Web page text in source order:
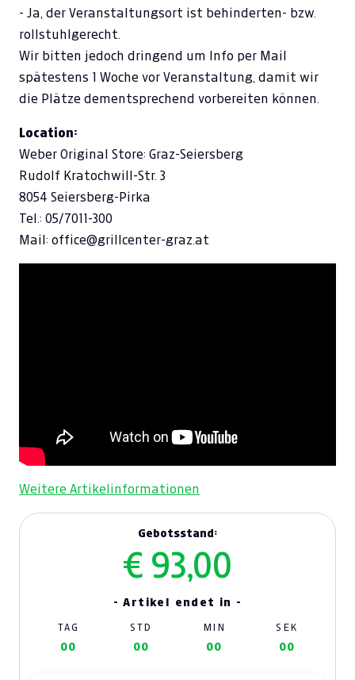
- Ja, der Veranstaltungsort ist behinderten- bzw.
rollstuhlgerecht.
Wir bitten jedoch dringend um Info per Mail
spätestens 1 Woche vor Veranstaltung, damit wir
die Plätze dementsprechend vorbereiten können.
Location:
Weber Original Store: Graz-Seiersberg
Rudolf Kratochwill-Str. 3
8054 Seiersberg-Pirka
Tel.: 05/7011-300
Mail: office@grillcenter-graz.at
Weitere Artikelinformationen
Gebotsstand:
€ 93,00
- Artikel endet in -
TAG STD MIN SEK
00 00 00 00